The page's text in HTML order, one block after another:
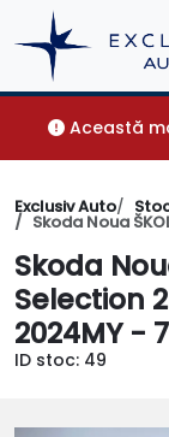
Această
Exclusiv Auto
Skoda Noua
Skoda
Selection
2024MY -
ID stoc: 49